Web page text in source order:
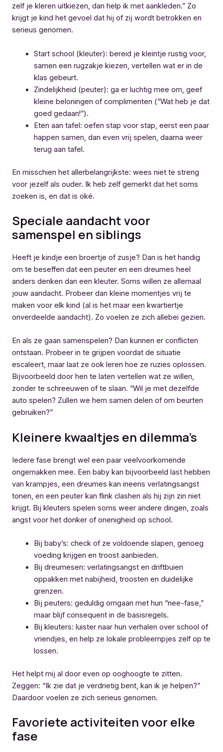
zelf je kleren uitkiezen, dan help ik met aankleden.” Zo
krijgt je kind het gevoel dat hij of zij wordt betrokken en
serieus genomen.
Start school (kleuter): bereid je kleintje rustig voor,
samen een rugzakje kiezen, vertellen wat er in de
klas gebeurt.
Zindelijkheid (peuter): ga er luchtig mee om, geef
kleine beloningen of complimenten (“Wat heb je dat
goed gedaan!”).
Eten aan tafel: oefen stap voor stap, eerst een paar
happen samen, dan even vrij spelen, daarna weer
terug aan tafel.
En misschien het allerbelangrijkste: wees niet te streng
voor jezelf als ouder. Ik heb zelf gemerkt dat het soms
zoeken is, en dat is oké.
Speciale aandacht voor
samenspel en siblings
Heeft je kindje een broertje of zusje? Dan is het handig
om te beseffen dat een peuter en een dreumes heel
anders denken dan een kleuter. Soms willen ze allemaal
jouw aandacht. Probeer dan kleine momentjes vrij te
maken voor elk kind (al is het maar een kwartiertje
onverdeelde aandacht). Zo voelen ze zich allebei gezien.
En als ze gaan samenspelen? Dan kunnen er conflicten
ontstaan. Probeer in te grijpen voordat de situatie
escaleert, maar laat ze ook leren hoe ze ruzies oplossen.
Bijvoorbeeld door hen te laten vertellen wat ze willen,
zonder te schreeuwen of te slaan. “Wil je met dezelfde
auto spelen? Zullen we hem samen delen of om beurten
gebruiken?”
Kleinere kwaaltjes en dilemma’s
Iedere fase brengt wel een paar veelvoorkomende
ongemakken mee. Een baby kan bijvoorbeeld last hebben
van krampjes, een dreumes kan ineens verlatingsangst
tonen, en een peuter kan flink clashen als hij zijn zin niet
krijgt. Bij kleuters spelen soms weer andere dingen, zoals
angst voor het donker of onenigheid op school.
Bij baby’s: check of ze voldoende slapen, genoeg
voeding krijgen en troost aanbieden.
Bij dreumesen: verlatingsangst en driftbuien
oppakken met nabijheid, troosten en duidelijke
grenzen.
Bij peuters: geduldig omgaan met hun “nee-fase,”
maar blijf consequent in de basisregels.
Bij kleuters: luister naar hun verhalen over school of
vriendjes, en help ze lokale probleempjes zelf op te
lossen.
Het helpt mij al door even op ooghoogte te zitten.
Zeggen: “Ik zie dat je verdrietig bent, kan ik je helpen?”
Daardoor voelen ze zich serieus genomen.
Favoriete activiteiten voor elke
fase